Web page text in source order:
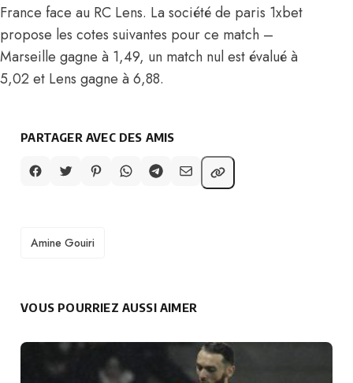
France face au RC Lens. La société de paris 1xbet
propose les cotes suivantes pour ce match –
Marseille gagne à 1,49, un match nul est évalué à
5,02 et Lens gagne à 6,88.
PARTAGER AVEC DES AMIS
TAGS
Amine Gouiri
VOUS POURRIEZ AUSSI AIMER